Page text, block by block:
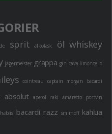
sprit alkoläsk öl whiskey
jägermeister grappa gin cava limoncello
cointreau captain morgan bacardi
absolut aperol raki amaretto portvin
bacardi razz smirnoff kahlua